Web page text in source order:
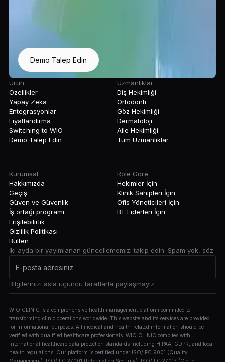
Demo Talep Edin
Ürün
Özellikler
Yapay Zeka
Entegrasyonlar
Fiyatlandırma
Switching to WIO
Demo Talep Edin
Uzmanlıklar
Diş Hekimliği
Ortodonti
Göz Hekimliği
Dermatoloji
Aile Hekimliği
Tüm Uzmanlıklar
Kurumsal
Hakkımızda
Geçiş
Güven ve Güvenlik
İş ortağı programı
Erişilebilirlik
Gizlilik Politikası
Role Göre
Hekimler İçin
Klinik Sahipleri İçin
Ofis Yöneticileri İçin
BT Liderleri İçin
Bülten
İki ayda bir yayımlanan güncellememizi takip edin. Spam yok, söz.
Bilgilerinizi asla üçüncü taraflarla paylaşmayız.
WIO CLINIC is a comprehensive health management platform committed to
transforming clinic operations worldwide. This website and its services are provided
for informational purposes. All medical and health-related information should be
verified with qualified healthcare professionals. WIO CLINIC complies with
international healthcare data protection standards including HIPAA, GDPR, and local
health regulations. Our platform is certified under ISO/IEC 9001 (Quality